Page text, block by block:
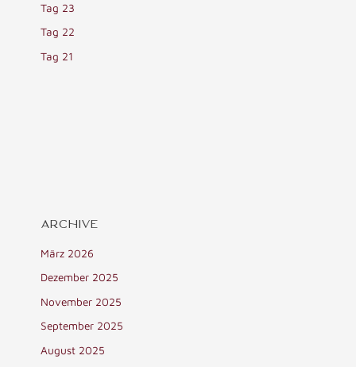
Tag 23
Tag 22
Tag 21
ARCHIVE
März 2026
Dezember 2025
November 2025
September 2025
August 2025